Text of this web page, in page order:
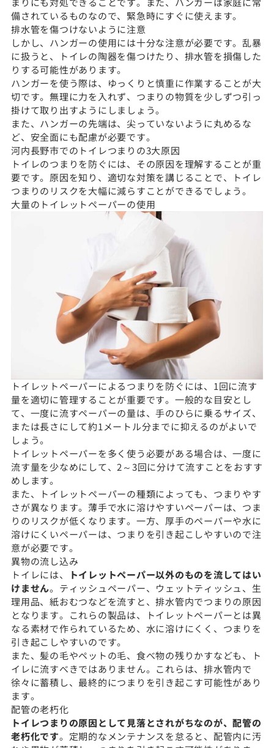
備されているものなので、緊急時にすぐに使えます。
排水管を傷つけないように注意
しかし、ハンガーの使用には十分な注意が必要です。乱暴
に扱うと、トイレの陶器を傷つけたり、排水管を損傷した
りする可能性があります。
ハンガーを使う際は、ゆっくりと慎重に作業することが大
切です。無理に力を入れず、つまりの物質を少しずつ引っ
掛けて取り出すようにしましょう。
また、ハンガーの先端は、尖っていないように丸めるな
ど、安全面にも配慮が必要です。
河内長野市でのトイレつまりの3大原因
トイレのつまりを防ぐには、その原因を理解することが重
要です。原因を知り、適切な対策を講じることで、トイレ
つまりのリスクを大幅に減らすことができるでしょう。
大量のトイレットペーパーの使用
トイレットペーパーによるつまりを防ぐには、1回に流す
量を適切に管理することが重要です。一般的な目安とし
て、一度に流すペーパーの量は、手のひらに乗るサイズ、
または長さにして約1メートル分までに抑えるのがよいで
しょう。
トイレットペーパーを多く使う必要がある場合は、一度に
流す量を少なめにして、2～3回に分けて流すことをおすす
めします。
また、トイレットペーパーの種類によっても、つまりやす
さが異なります。薄手で水に溶けやすいペーパーは、つま
りのリスクが低くなります。一方、厚手のペーパーや水に
溶けにくいペーパーは、つまりを引き起こしやすいので注
意が必要です。
異物の流し込み
トイレには、
トイレットペーパー以外のものを流してはい
けません。ティッシュペーパー、ウェットティッシュ、生
理用品、紙おむつなどを流すと、排水管内でつまりの原因
となります。これらの製品は、トイレットペーパーとは異
なる素材で作られているため、水に溶けにくく、つまりを
引き起こしやすいのです。
また、髪の毛やペットの毛、食べ物の残りかすなども、ト
イレに流すべきではありません。これらは、排水管内で
徐々に蓄積し、最終的につまりを引き起こす可能性があり
ます。
配管の老朽化
トイレつまりの原因として見落とされがちなのが、配管の
老朽化です。定期的なメンテナンスを怠ると、配管内に汚